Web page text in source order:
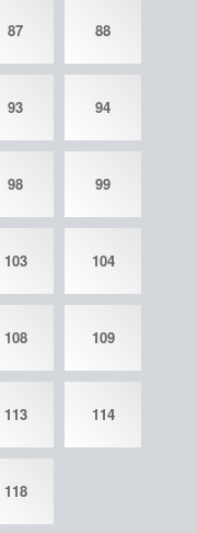
87 88
93 94
98 99
103 104
108 109
113 114
118